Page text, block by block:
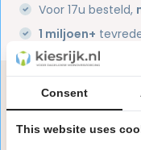
Voor 17u besteld,
1 miljoen+
Heb je
Onze
in de
Consent
This website uses